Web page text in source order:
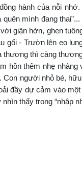
hành của nỗi
mình đang
giận hờn, ghen
gối - Trườn lên eo
thì càng
hồn thêm nhẹ
Con người nhỏ bé,
đầy dự cảm vào
thấy trong “nhập